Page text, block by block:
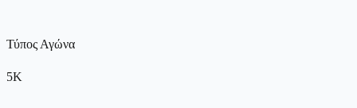
Τύπος Αγώνα
5K